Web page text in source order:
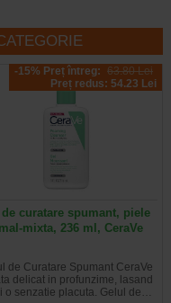
-15% Preț întreg: 63.80 Lei
Preț redus: 54.23 Lei
de curatare spumant, piele
mixta, 236 ml, CeraVe
de Curatare Spumant CeraVe
delicat in profunzime, lasand
o senzatie placuta. Gelul de…